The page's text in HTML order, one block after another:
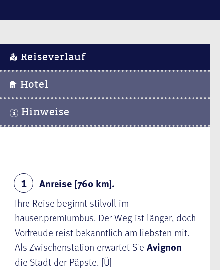
Reiseverlauf
Hotel
Hinweise
1
Anreise [760 km].
Ihre Reise beginnt stilvoll im
hauser.premiumbus. Der Weg ist länger, doch
Vorfreude reist bekanntlich am liebsten mit.
Als Zwischenstation erwartet Sie Avignon –
die Stadt der Päpste. [Ü]